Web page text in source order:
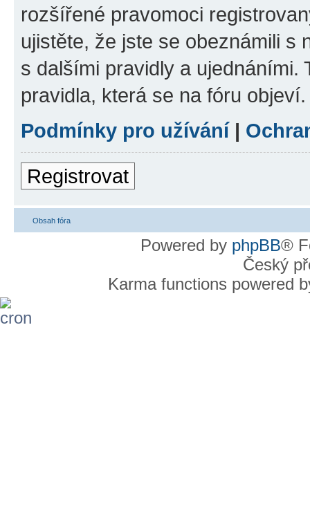
rozšířené pravomoci
ujistěte, že jste se obeznámili s
s dalšími pravidly a ujednáními.
pravidla, která se na fóru objeví.
Podmínky pro užívání |
Registrovat
Obsah fóra
Powered by phpBB®
Český
Karma functions powered